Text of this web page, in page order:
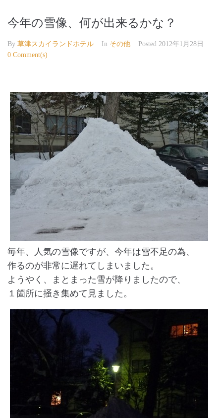
今年の雪像、何が出来るかな？
By 草津スカイランドホテル In その他 Posted 2012年1月28日
0 Comment(s)
毎年、人気の雪像ですが、今年は雪不足の為、
作るのが非常に遅れてしまいました。
ようやく、まとまった雪が降りましたので、
１箇所に掻き集めて見ました。